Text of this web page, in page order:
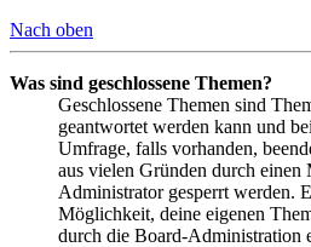
Nach oben
Was sind geschlossene Themen?
Geschlossene Themen sind
geantwortet werden kann und
Umfrage, falls vorhanden,
aus vielen Gründen durch einen
Administrator gesperrt werden.
Möglichkeit, deine eigenen
durch die Board-Administration